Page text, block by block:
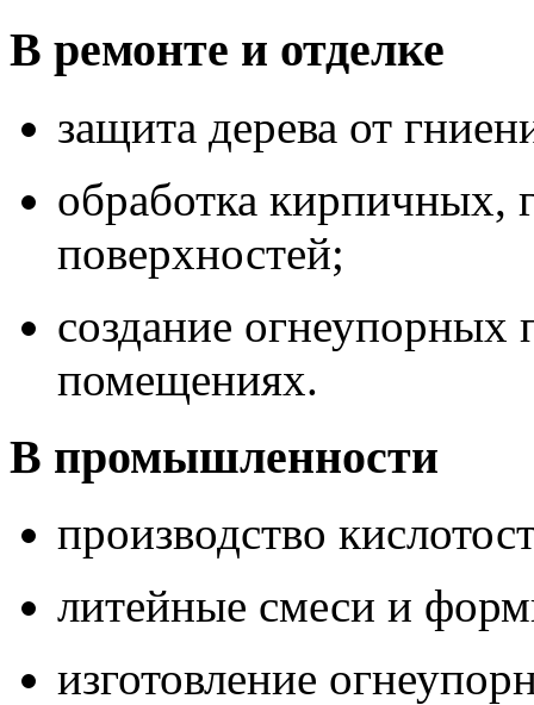
В ремонте и отделке
защита дерева от
обработка кирпичных,
поверхностей;
создание огнеупорных
помещениях.
В промышленности
производство
литейные смеси и
изготовление